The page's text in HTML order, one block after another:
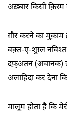
अख़्बार किसी क़िस्म
ग़ौर करने का
वक़्त-ए-शुग़्ल
दफ़्अतन (अचानक)
अलाहिदा कर देना
मालूम होता है कि